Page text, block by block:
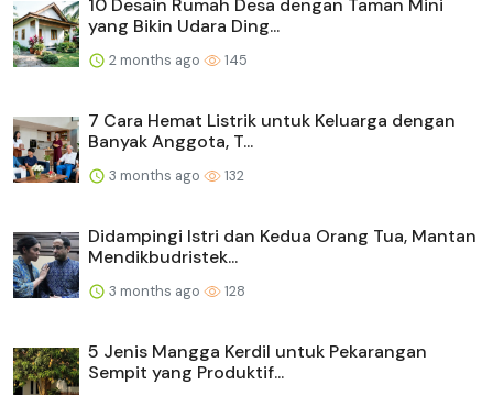
yang Bikin Udara Ding...
2 months ago 145
7 Cara Hemat Listrik untuk Keluarga dengan
Banyak Anggota, T...
3 months ago 132
Didampingi Istri dan Kedua Orang Tua, Mantan
Mendikbudristek...
3 months ago 128
5 Jenis Mangga Kerdil untuk Pekarangan
Sempit yang Produktif...